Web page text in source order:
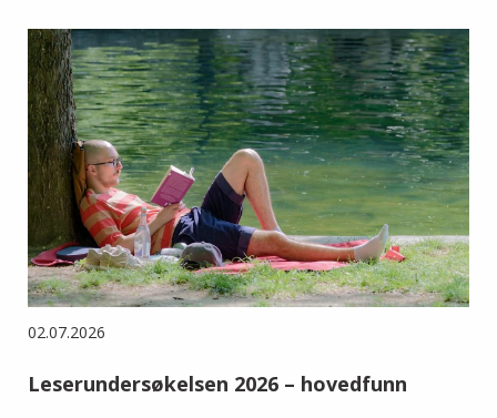
02.07.2026
Leserundersøkelsen 2026 – hovedfunn